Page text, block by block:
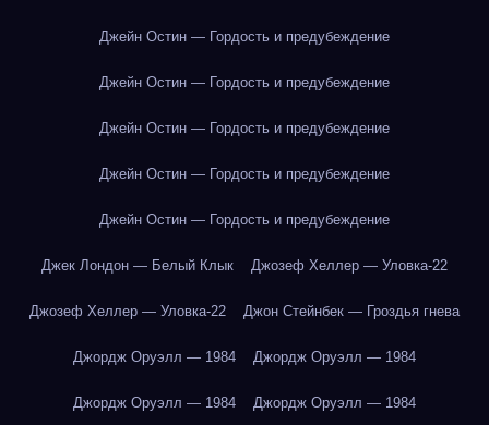
Джейн Остин — Гордость и предубеждение
Джейн Остин — Гордость и предубеждение
Джейн Остин — Гордость и предубеждение
Джейн Остин — Гордость и предубеждение
Джейн Остин — Гордость и предубеждение
Джек Лондон — Белый Клык Джозеф Хеллер — Уловка-22
Джозеф Хеллер — Уловка-22 Джон Стейнбек — Гроздья гнева
Джордж Оруэлл — 1984 Джордж Оруэлл — 1984
Джордж Оруэлл — 1984 Джордж Оруэлл — 1984